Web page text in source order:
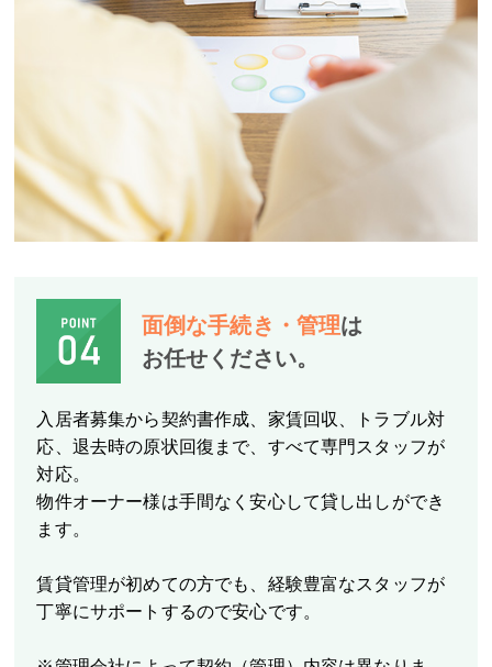
面倒な手続き・管理は
お任せください。
入居者募集から契約書作成、家賃回収、トラブル対
応、退去時の原状回復まで、すべて専門スタッフが
対応。
物件オーナー様は手間なく安心して貸し出しができ
ます。
賃貸管理が初めての方でも、経験豊富なスタッフが
丁寧にサポートするので安心です。